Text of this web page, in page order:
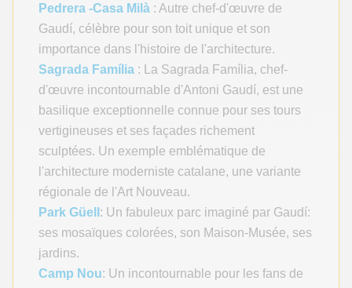
Pedrera -Casa Milà : Autre chef-d'œuvre de
Gaudí, célèbre pour son toit unique et son
importance dans l'histoire de l'architecture.
Sagrada Família : La Sagrada Família, chef-
d'œuvre incontournable d'Antoni Gaudí, est une
basilique exceptionnelle connue pour ses tours
vertigineuses et ses façades richement
sculptées. Un exemple emblématique de
l'architecture moderniste catalane, une variante
régionale de l'Art Nouveau.
Park Güell : Un fabuleux parc imaginé par Gaudí:
ses mosaïques colorées, son Maison-Musée, ses
jardins.
Camp Nou: Un incontournable pour les fans de